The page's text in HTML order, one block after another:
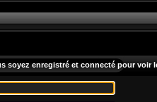
soyez enregistré et connecté pour voir